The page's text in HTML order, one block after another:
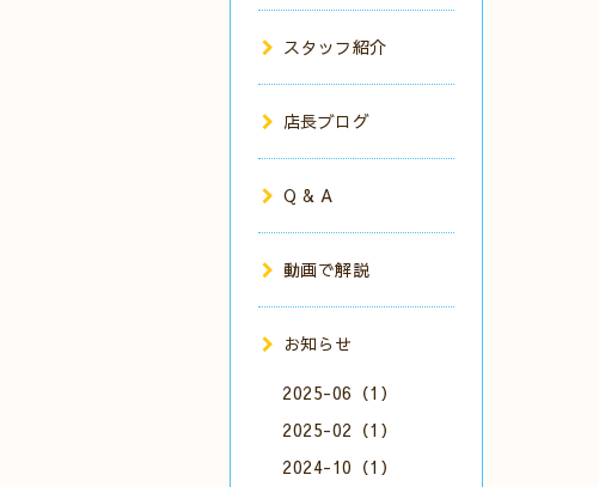
スタッフ紹介
店長ブログ
Q & A
動画で解説
お知らせ
2025-06（1）
2025-02（1）
2024-10（1）